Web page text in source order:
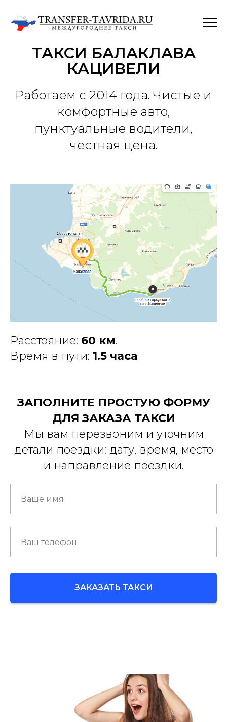
ТАКСИ БАЛАКЛАВА
КАЦИВЕЛИ
Работаем с 2014 года. Чистые и
комфортные авто,
пунктуальные водители,
честная цена.
Расстояние: 60 км.
Время в пути: 1.5 часа
ЗАПОЛНИТЕ ПРОСТУЮ ФОРМУ
ДЛЯ ЗАКАЗА ТАКСИ
Мы вам перезвоним и уточним
детали поездки: дату, время, место
и направление поездки.
ЗАКАЗАТЬ ТАКСИ